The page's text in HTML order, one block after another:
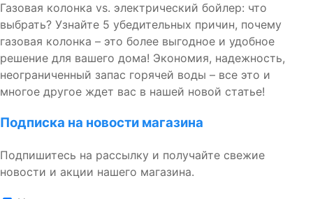
Газовая колонка vs. электрический бойлер: что
выбрать? Узнайте 5 убедительных причин, почему
газовая колонка – это более выгодное и удобное
решение для вашего дома! Экономия, надежность,
неограниченный запас горячей воды – все это и
многое другое ждет вас в нашей новой статье!
Подписка на новости магазина
Подпишитесь на рассылку и получайте свежие
новости и акции нашего магазина.